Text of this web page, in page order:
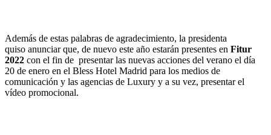
Además de estas palabras de agradecimiento, la presidenta
quiso anunciar que, de nuevo este año estarán presentes en Fitur
2022 con el fin de presentar las nuevas acciones del verano el día
20 de enero en el Bless Hotel Madrid para los medios de
comunicación y las agencias de Luxury y a su vez, presentar el
vídeo promocional.